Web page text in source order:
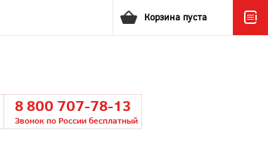
Корзина пуста
8 800 707-78-13
Звонок по России бесплатный